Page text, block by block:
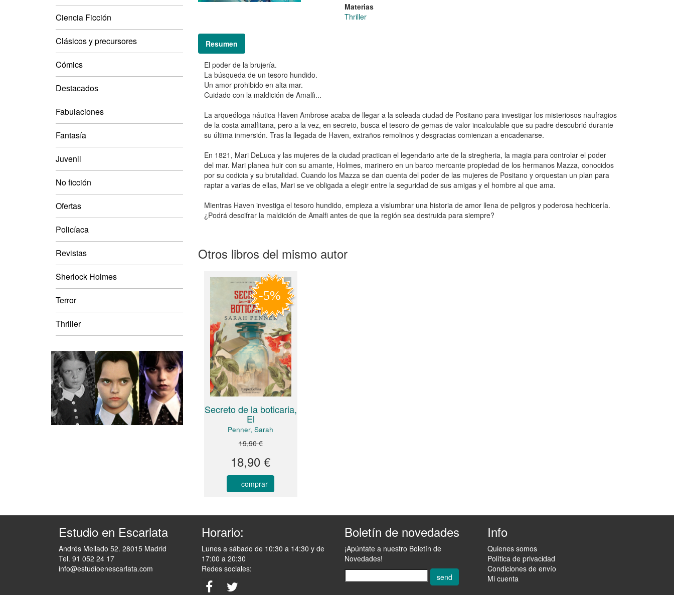
Ciencia Ficción
Clásicos y precursores
Cómics
Destacados
Fabulaciones
Fantasía
Juvenil
No ficción
Ofertas
Policíaca
Revistas
Sherlock Holmes
Terror
Thriller
Materias
Thriller
Resumen
El poder de la brujería.
La búsqueda de un tesoro hundido.
Un amor prohibido en alta mar.
Cuidado con la maldición de Amalfi...
La arqueóloga náutica Haven Ambrose acaba de llegar a la soleada ciudad de Positano para investigar los misteriosos naufragios
de la costa amalfitana, pero a la vez, en secreto, busca el tesoro de gemas de valor incalculable que su padre descubrió durante
su última inmersión. Tras la llegada de Haven, extraños remolinos y desgracias comienzan a encadenarse.
En 1821, Mari DeLuca y las mujeres de la ciudad practican el legendario arte de la stregheria, la magia para controlar el poder
del mar. Mari planea huir con su amante, Holmes, marinero en un barco mercante propiedad de los hermanos Mazza, conocidos
por su codicia y su brutalidad. Cuando los Mazza se dan cuenta del poder de las mujeres de Positano y orquestan un plan para
raptar a varias de ellas, Mari se ve obligada a elegir entre la seguridad de sus amigas y el hombre al que ama.
Mientras Haven investiga el tesoro hundido, empieza a vislumbrar una historia de amor llena de peligros y poderosa hechicería.
¿Podrá descifrar la maldición de Amalfi antes de que la región sea destruida para siempre?
Otros libros del mismo autor
Secreto de la boticaria,
El
Penner, Sarah
19,90 €
18,90 €
comprar
Estudio en Escarlata
Andrés Mellado 52. 28015 Madrid
Tel. 91 052 24 17
info@estudioenescarlata.com
Horario:
Lunes a sábado de 10:30 a 14:30 y de
17:00 a 20:30
Redes sociales:
Boletín de novedades
¡Apúntate a nuestro Boletín de
Novedades!
send
Info
Quienes somos
Política de privacidad
Condiciones de envío
Mi cuenta